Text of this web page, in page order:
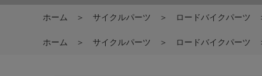
ホーム サイクルパーツ ロードバイクパーツ
ホーム サイクルパーツ ロードバイクパーツ